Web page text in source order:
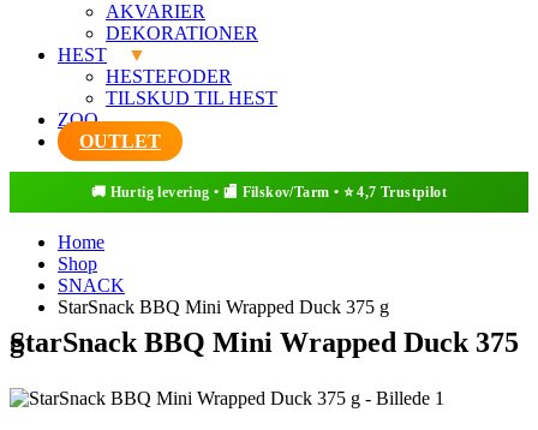
AKVARIER
DEKORATIONER
HEST
HESTEFODER
TILSKUD TIL HEST
ZOO
OUTLET
Home
Shop
SNACK
StarSnack BBQ Mini Wrapped Duck 375 g
StarSnack BBQ Mini Wrapped Duck 375 g